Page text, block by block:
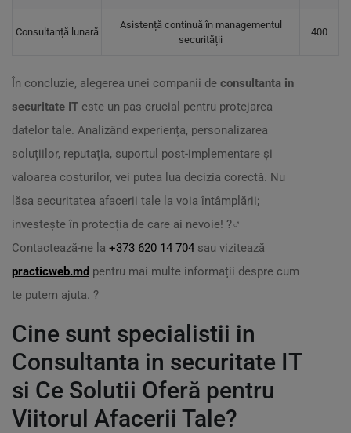
Consultanță lunară
Asistență continuă în managementul
securității
400
În concluzie, alegerea unei companii de consultanta in
securitate IT este un pas crucial pentru protejarea
datelor tale. Analizând experiența, personalizarea
soluțiilor, reputația, suportul post-implementare și
valoarea costurilor, vei putea lua decizia corectă. Nu
lăsa securitatea afacerii tale la voia întâmplării;
investește în protecția de care ai nevoie! ?️‍♂️
Contactează-ne la +373 620 14 704 sau vizitează
practicweb.md pentru mai multe informații despre cum
te putem ajuta. ?
Cine sunt specialistii in
Consultanta in securitate IT
si Ce Solutii Oferă pentru
Viitorul Afacerii Tale?